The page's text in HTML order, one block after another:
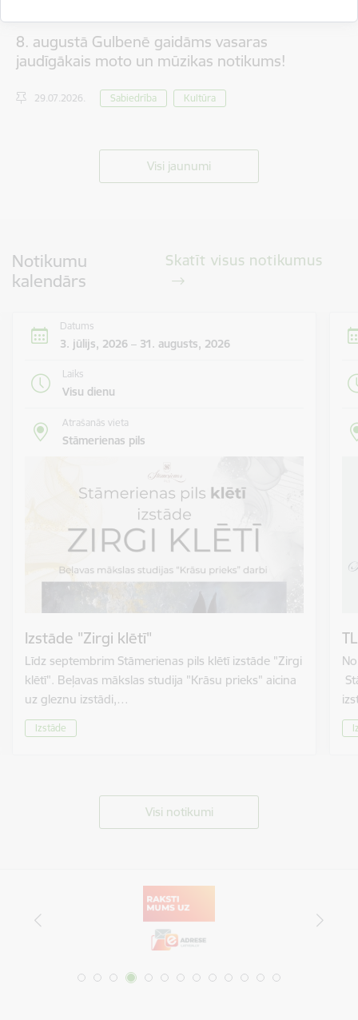
8. augustā Gulbenē gaidāms vasaras
jaudīgākais moto un mūzikas notikums!
29.07.2026. Sabiedrība Kultūra
Visi jaunumi
Notikumu
kalendārs
Skatīt visus notikumus
Datums
3. jūlijs, 2026 – 31. augusts, 2026
Laiks
Visu dienu
Atrašanās vieta
Stāmerienas pils
Izstāde "Zirgi klētī"
Līdz septembrim Stāmerienas pils klētī izstāde "Zirgi
klētī". Beļavas mākslas studija "Krāsu prieks" aicina
uz gleznu izstādi,…
Izstāde
Visi notikumi